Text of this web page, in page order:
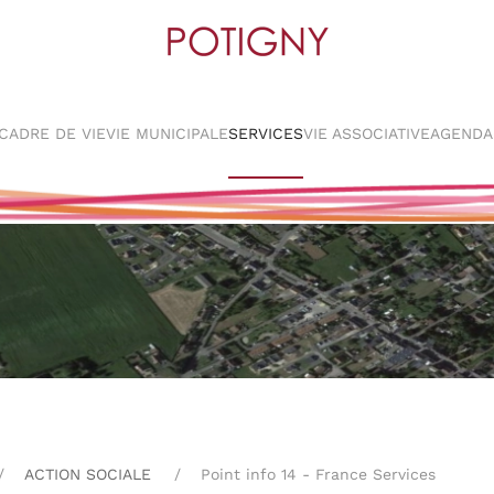
CADRE DE VIEVIE MUNICIPALESERVICESVIE ASSOCIATIVEAGENDA
ACTION SOCIALE Point info 14 - France Services